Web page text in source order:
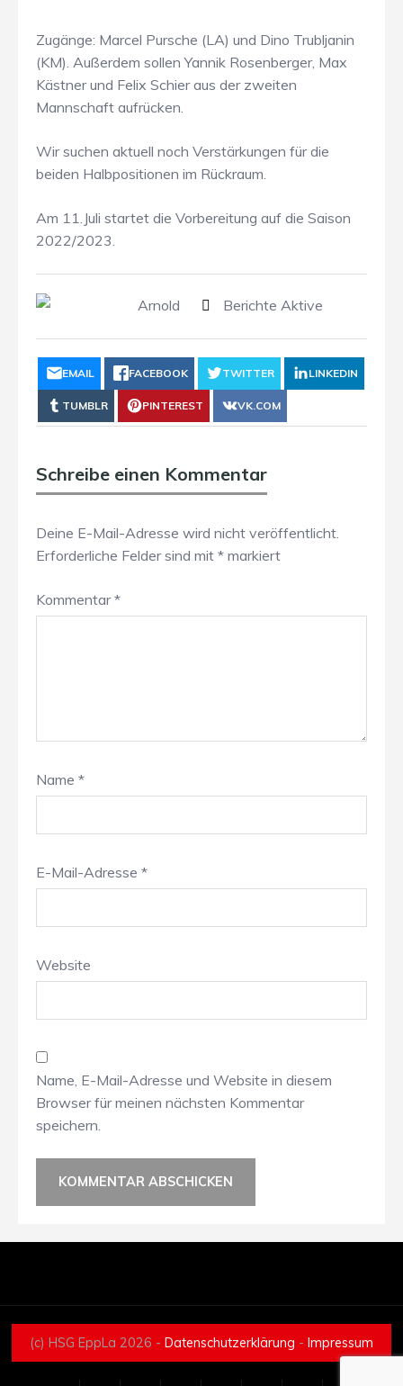
Zugänge: Marcel Pursche (LA) und Dino Trubljanin
(KM). Außerdem sollen Yannik Rosenberger, Max
Kästner und Felix Schier aus der zweiten
Mannschaft aufrücken.
Wir suchen aktuell noch Verstärkungen für die
beiden Halbpositionen im Rückraum.
Am 11.Juli startet die Vorbereitung auf die Saison
2022/2023.
Arnold Berichte Aktive
EMAIL FACEBOOK TWITTER LINKEDIN
TUMBLR PINTEREST VK.COM
Schreibe einen Kommentar
Deine E-Mail-Adresse wird nicht veröffentlicht.
Erforderliche Felder sind mit * markiert
Kommentar*
Name *
E-Mail-Adresse *
Website
Name, E-Mail-Adresse und Website in diesem
Browser für meinen nächsten Kommentar
speichern.
(c) HSG EppLa 2026 - Datenschutzerklärung - Impressum